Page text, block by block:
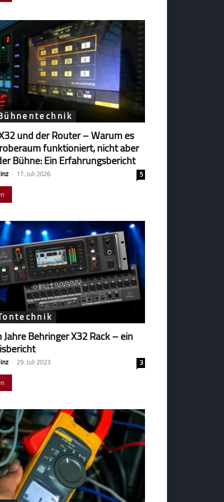
und der Router – Warum es
funk­tio­niert, nicht aber
Bühne: Ein Erfahrungsbericht
- 17. Juli 2026
5
Jahre Behringer X32 Rack – ein
- 29. Juli 2023
3